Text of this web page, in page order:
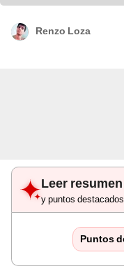
Foto: UNIFRANZ
Renzo Loza
Leer resumen
y puntos
Puntos